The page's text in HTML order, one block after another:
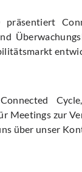
Meetings zur
über unser